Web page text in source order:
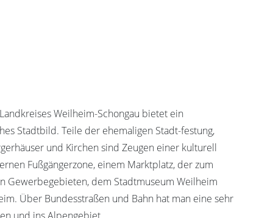
Weilheim-Schongau bietet ein
Stadtbild. Teile der ehemaligen Stadt-festung,
und Kirchen sind Zeugen einer kulturell
Fußgängerzone, einem Marktplatz, der zum
Gewerbegebieten, dem Stadtmuseum Weilheim
Über Bundesstraßen und Bahn hat man eine sehr